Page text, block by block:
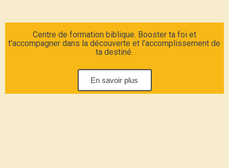
Centre de formation biblique. Booster ta foi et
t'accompagner dans la découverte et l'accomplissement de
ta destiné.
En savoir plus